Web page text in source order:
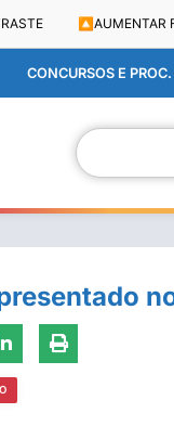
🔼 AUMENTAR
CONCURSOS E